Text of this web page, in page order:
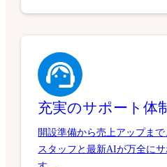
充実のサポート体
開設準備から売上アップま
スタッフと最新AIが万全にサ